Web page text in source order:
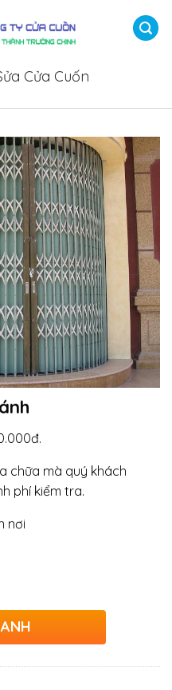
Cửa Cuốn
chữa mà quý khách
phí kiểm tra.
nơi